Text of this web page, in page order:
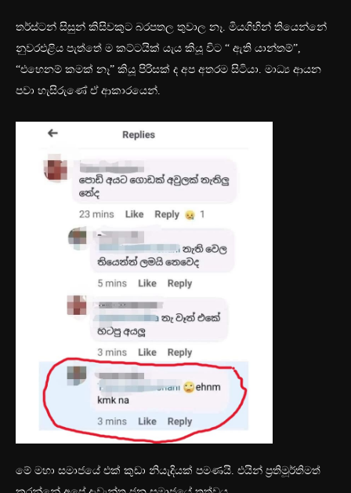
තර්ස්ටන් සිසුන් කිසිවකුට බරපතල තුවාල නෑ. මියගිහින් තියෙන්නේ
නුවරඑළිය පැත්තේ ම කට්ටයික් යැය කියූ විට “ ඇති යාන්තම්”,
“එහෙනම් කමක් නෑ” කියූ පිරිසක් ද අප අතරම සිටියා. මාධ්‍ය ආයන
පවා හැසිරුණේ ඒ ආකාරයෙන්.
මේ මහා සමාජයේ එක් කුඩා නියැදියක් පමණයි. එයින් ප්‍රතිමූර්තිමත්